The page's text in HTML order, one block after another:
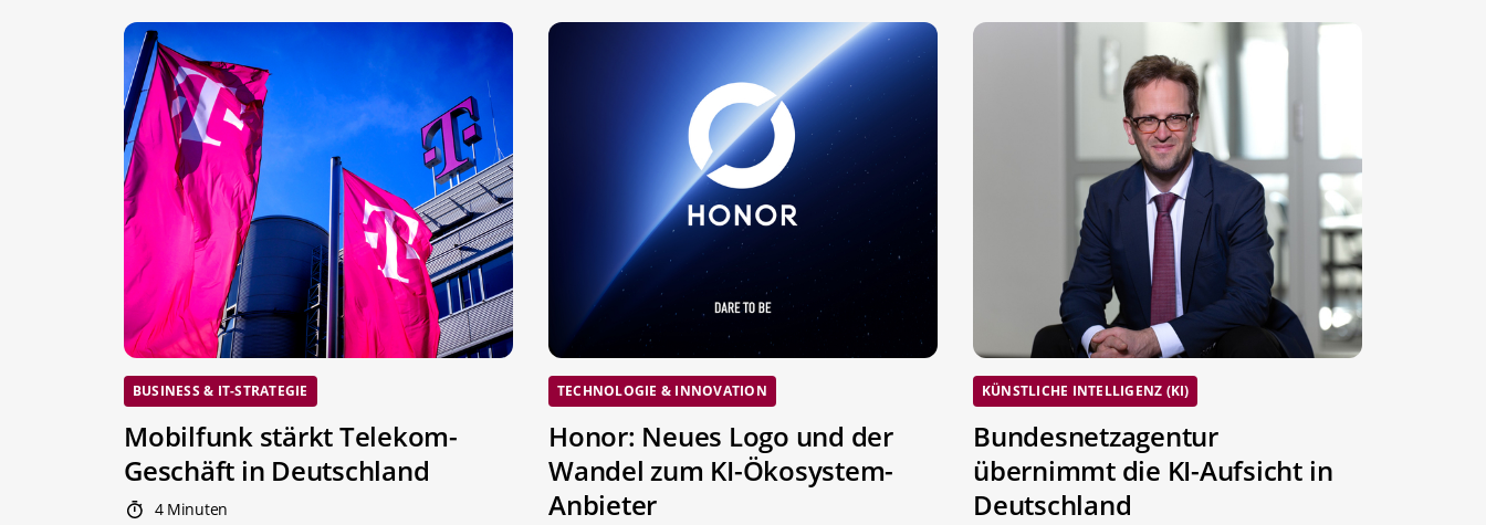
BUSINESS & IT-STRATEGIE
Mobilfunk stärkt Telekom-
Geschäft in Deutschland
4 Minuten
TECHNOLOGIE & INNOVATION
Honor: Neues Logo und der
Wandel zum KI-Ökosystem-
Anbieter
KÜNSTLICHE INTELLIGENZ (KI)
Bundesnetzagentur
übernimmt die KI-Aufsicht in
Deutschland